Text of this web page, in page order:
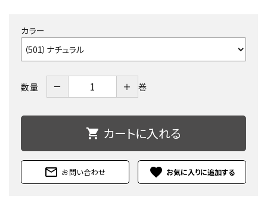
カラー
数量 － ＋ 巻
shopping_cart カートに入れる
mail_outline お問い合わせ favorite